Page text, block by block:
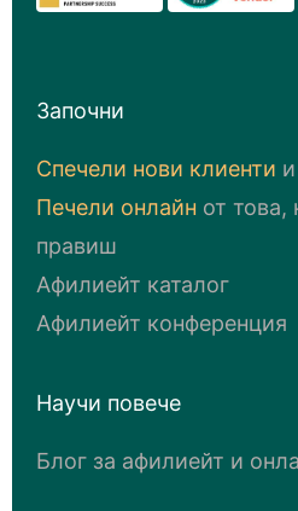
Започни
Спечели нови клиенти
Печели онлайн от това,
правиш
Афилиейт каталог
Афилиейт конференция
Научи повече
Блог за афилиейт и